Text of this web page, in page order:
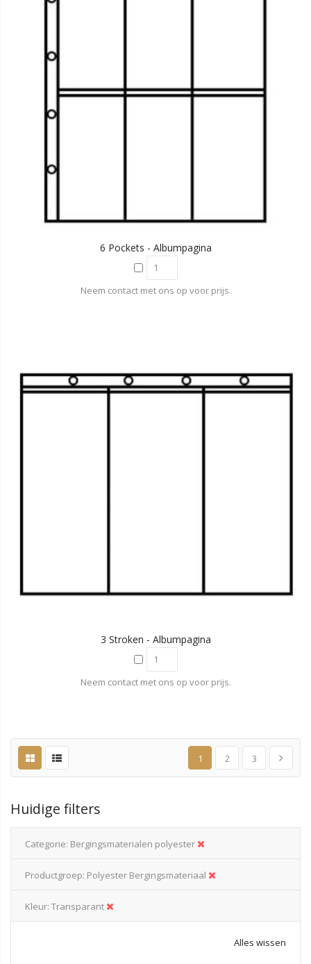
6 Pockets - Albumpagina
Neem contact met ons op voor prijs.
3 Stroken - Albumpagina
Neem contact met ons op voor prijs.
1 2 3
Huidige filters
Categorie Bergingsmaterialen polyester
Productgroep Polyester Bergingsmateriaal
Kleur Transparant
Alles wissen